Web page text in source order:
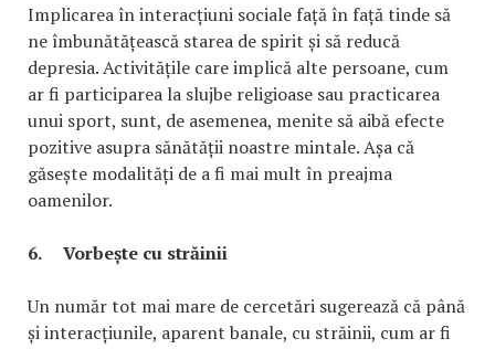
Implicarea în interacțiuni sociale față în față tinde să
ne îmbunătățească starea de spirit și să reducă
depresia. Activitățile care implică alte persoane, cum
ar fi participarea la slujbe religioase sau practicarea
unui sport, sunt, de asemenea, menite să aibă efecte
pozitive asupra sănătății noastre mintale. Așa că
găsește modalități de a fi mai mult în preajma
oamenilor.
6. Vorbește cu străinii
Un număr tot mai mare de cercetări sugerează că până
și interacțiunile, aparent banale, cu străinii, cum ar fi